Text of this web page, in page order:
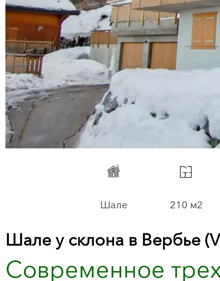
Шале 210 м2
Шале у склона в Вербье
Современное